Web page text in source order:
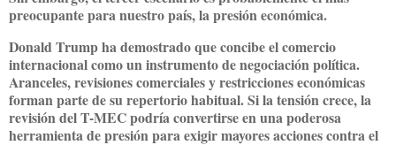
preocupante para nuestro país, la presión económica.
Donald Trump ha demostrado que concibe el comercio
internacional como un instrumento de negociación política.
Aranceles, revisiones comerciales y restricciones económicas
forman parte de su repertorio habitual. Si la tensión crece, la
revisión del T-MEC podría convertirse en una poderosa
herramienta de presión para exigir mayores acciones contra el